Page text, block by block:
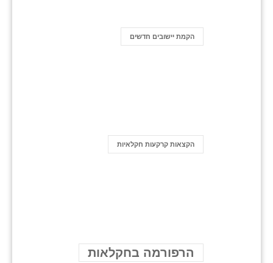
הקמת יישובים חדשים
הקצאות קרקעות חקלאיות
הרפורמה בחקלאות